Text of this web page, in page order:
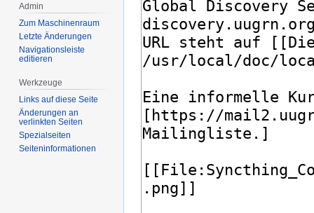
Admin
Zum Maschinenraum
Letzte Änderungen
Navigationsleiste
editieren
Werkzeuge
Links auf diese Seite
Änderungen an
verlinkten Seiten
Spezialseiten
Seiten­­informationen